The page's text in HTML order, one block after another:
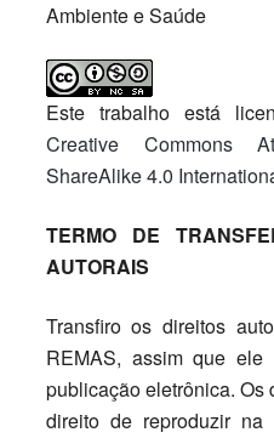
Ambiente e Saúde
Este trabalho está
Creative Commons
ShareAlike 4.0
TERMO DE
AUTORAIS
Transfiro os direitos
REMAS, assim que
publicação eletrônica. Os
direito de reproduzir